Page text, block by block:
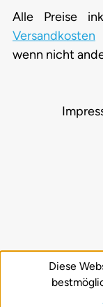
Alle Preise
Versandkosten
wenn nicht
Diese